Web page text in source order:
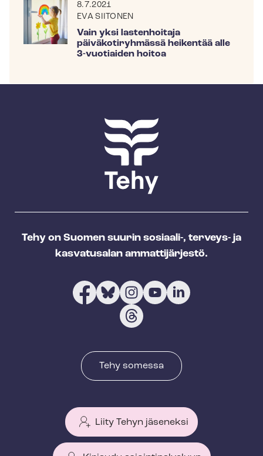
8.7.2021
EVA SIITONEN
Vain yksi lastenhoitaja
päiväkotiryhmässä heikentää alle
3-vuotiaiden hoitoa
Tehy on Suomen suurin sosiaali-, terveys- ja
kasvatusalan ammattijärjestö.
Tehy somessa
Liity Tehyn jäseneksi